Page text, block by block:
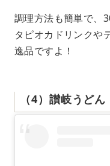
調理方法も簡単で、
タピオカドリンクや
逸品ですよ！
（4）讃岐うどん